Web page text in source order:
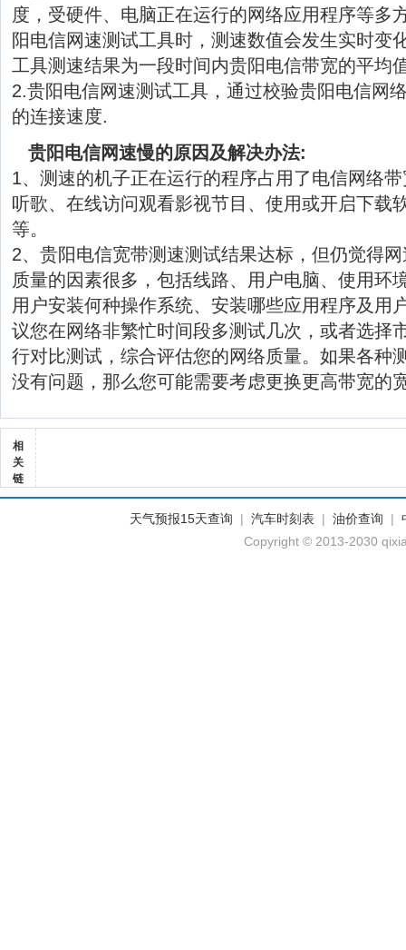
度，受硬件、电脑正在运行的网络应用程序等多
阳电信网速测试工具时，测速数值会发生实时变
工具测速结果为一段时间内贵阳电信带宽的平均
2.贵阳电信网速测试工具，通过校验贵阳电信网
的连接速度.
贵阳电信网速慢的原因及解决办法:
1、测速的机子正在运行的程序占用了电信网络
听歌、在线访问观看影视节目、使用或开启下载
等。
2、贵阳电信宽带测速测试结果达标，但仍觉得
质量的因素很多，包括线路、用户电脑、使用环
用户安装何种操作系统、安装哪些应用程序及用
议您在网络非繁忙时间段多测试几次，或者选择
行对比测试，综合评估您的网络质量。如果各种
没有问题，那么您可能需要考虑更换更高带宽的
相
关
链
天气预报15天查询 | 汽车时刻表 | 油价查询 |
Copyright © 2013-2030